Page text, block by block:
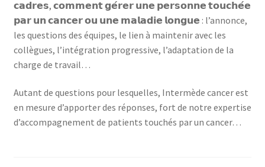
𝗰𝗮𝗱𝗿𝗲𝘀, 𝗰𝗼𝗺𝗺𝗲𝗻𝘁 𝗴𝗲́𝗿𝗲𝗿 𝘂𝗻𝗲 𝗽𝗲𝗿𝘀𝗼𝗻𝗻𝗲 𝘁𝗼𝘂𝗰𝗵𝗲́𝗲
𝗽𝗮𝗿 𝘂𝗻 𝗰𝗮𝗻𝗰𝗲𝗿 𝗼𝘂 𝘂𝗻𝗲 𝗺𝗮𝗹𝗮𝗱𝗶𝗲 𝗹𝗼𝗻𝗴𝘂𝗲 : l’annonce,
les questions des équipes, le lien à maintenir avec les
collègues, l’intégration progressive, l’adaptation de la
charge de travail…
Autant de questions pour lesquelles, Intermède cancer est
en mesure d’apporter des réponses, fort de notre expertise
d’accompagnement de patients touchés par un cancer…